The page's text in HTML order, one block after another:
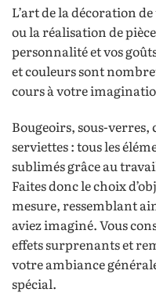
L’art de la décoration
ou la réalisation de
personnalité et vos
et couleurs sont
cours à votre
Bougeoirs, sous-
serviettes : tous les
sublimés grâce au
Faites donc le choix
mesure, ressemblant
aviez imaginé. Vous
effets surprenants et
votre ambiance
spécial.